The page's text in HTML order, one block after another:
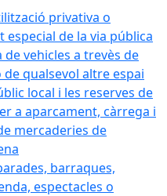
privativa o
de la via pública
vehicles a trevès de
de qualsevol altre espai
local i les reserves de
a aparcament, càrrega i
mercaderies de
barraques,
espectacles o